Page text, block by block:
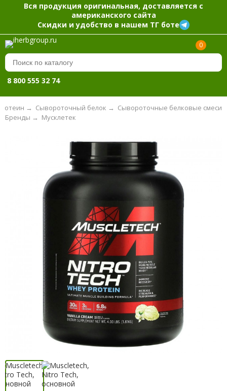
Вся продукция оригинальная, доставляется с
американского сайта
Скидки и удобство в нашем ТГ боте
0
8 800 555 32 74
→ Сывороточный белок → Сывороточные белковые смеси
Мусклетек
Бренды →